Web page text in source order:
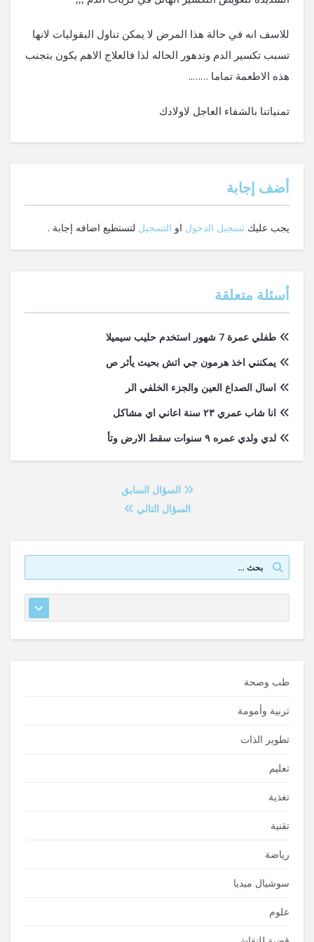
للاسف انه في حالة هذا المرض لا يمكن تناول البقوليات لانها
تسبب تكسير الدم وتدهور الحاله لذا فالعلاج الاهم يكون بتجنب
هذه الاطعمة تماما ……..
تمنياتنا بالشفاء العاجل لاولادك
‫أضف إجابة
يجب عليك تسجيل الدخول او التسجيل لتستطيع اضافه إجابة .
أسئلة متعلقة
طفلي عمرة 7 شهور استخدم حليب سيميلا
يمكنني اخذ هرمون جي اتش بحيث يأثر ص
اسال الصداع العين والجزء الخلفي الر
انا شاب عمري ٢٣ سنة اعاني اي مشاكل
لدي ولدي عمره ٩ سنوات سقط الارض وتأ
السؤال السابق
السؤال التالي
طب وصحة
تربية وأمومة
تطوير الذات
تعليم
تغذية
تقنية
رياضة
سوشيال ميديا
علوم